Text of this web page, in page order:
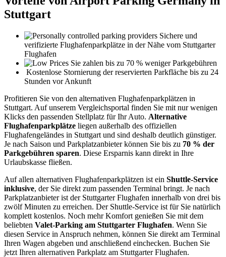
Stuttgart
Sichere und
verifizierte Flughafenparkplätze in der Nähe vom Stuttgarter
Flughafen
Sie zahlen bis zu 70 % weniger Parkgebühren
Kostenlose Stornierung der reservierten Parkfläche bis zu 24
Stunden vor Ankunft
Profitieren Sie von den alternativen Flughafenparkplätzen in
Stuttgart. Auf unserem Vergleichsportal finden Sie mit nur wenigen
Klicks den passenden Stellplatz für Ihr Auto. Alternative
Flughafenparkplätze liegen außerhalb des offiziellen
Flughafengeländes in Stuttgart und sind deshalb deutlich günstiger.
Je nach Saison und Parkplatzanbieter können Sie bis zu 70 % der
Parkgebühren sparen. Diese Ersparnis kann direkt in Ihre
Urlaubskasse fließen.
Auf allen alternativen Flughafenparkplätzen ist ein Shuttle-Service
inklusive, der Sie direkt zum passenden Terminal bringt. Je nach
Parkplatzanbieter ist der Stuttgarter Flughafen innerhalb von drei bis
zwölf Minuten zu erreichen. Der Shuttle-Service ist für Sie natürlich
komplett kostenlos. Noch mehr Komfort genießen Sie mit dem
beliebten Valet-Parking am Stuttgarter Flughafen. Wenn Sie
diesen Service in Anspruch nehmen, können Sie direkt am Terminal
Ihren Wagen abgeben und anschließend einchecken. Buchen Sie
jetzt Ihren alternativen Parkplatz am Stuttgarter Flughafen.